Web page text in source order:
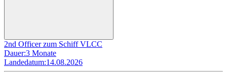
2nd Officer zum Schiff VLCC
Dauer:3 Monate
Landedatum:14.08.2026